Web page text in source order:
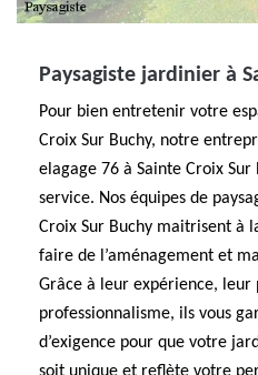
Paysagiste jardinier à
Pour bien entretenir votre
Croix Sur Buchy, notre
elagage 76 à Sainte Croix
service. Nos équipes de
Croix Sur Buchy maitrisent à
faire de l’aménagement et
Grâce à leur expérience,
professionnalisme, ils vous
d’exigence pour que votre